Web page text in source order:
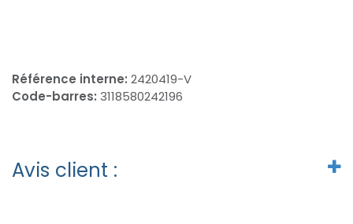
Référence interne: 2420419-V
Code-barres: 3118580242196
Avis client :